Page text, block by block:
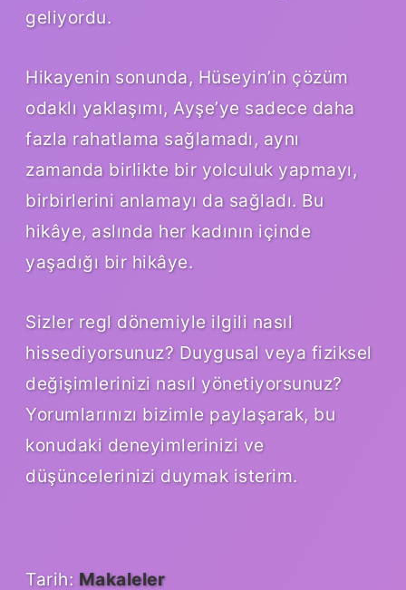
geliyordu.
Hikayenin sonunda, Hüseyin’in çözüm
odaklı yaklaşımı, Ayşe’ye sadece daha
fazla rahatlama sağlamadı, aynı
zamanda birlikte bir yolculuk yapmayı,
birbirlerini anlamayı da sağladı. Bu
hikâye, aslında her kadının içinde
yaşadığı bir hikâye.
Sizler regl dönemiyle ilgili nasıl
hissediyorsunuz? Duygusal veya fiziksel
değişimlerinizi nasıl yönetiyorsunuz?
Yorumlarınızı bizimle paylaşarak, bu
konudaki deneyimlerinizi ve
düşüncelerinizi duymak isterim.
Tarih: Makaleler